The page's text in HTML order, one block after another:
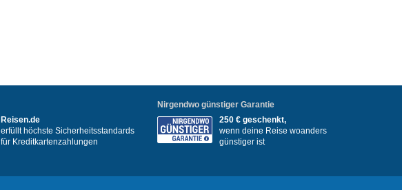
Reisen.de
erfüllt höchste Sicherheitsstandards
für Kreditkartenzahlungen
Nirgendwo günstiger Garantie
250 € geschenkt,
wenn deine Reise woanders
günstiger ist